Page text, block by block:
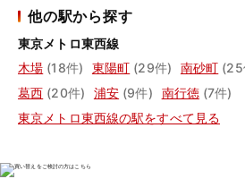
他の駅から探す
東京メトロ東西線
木場 (18件) 東陽町 (29件) 南砂町 (25
葛西 (20件) 浦安 (9件) 南行徳 (7件)
東京メトロ東西線の駅をすべて見る